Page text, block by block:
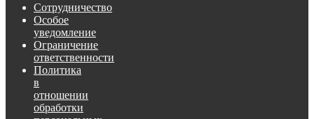
Сотрудничество
Особое
уведомление
Ограничение
ответственности
Политика
в
отношении
обработки